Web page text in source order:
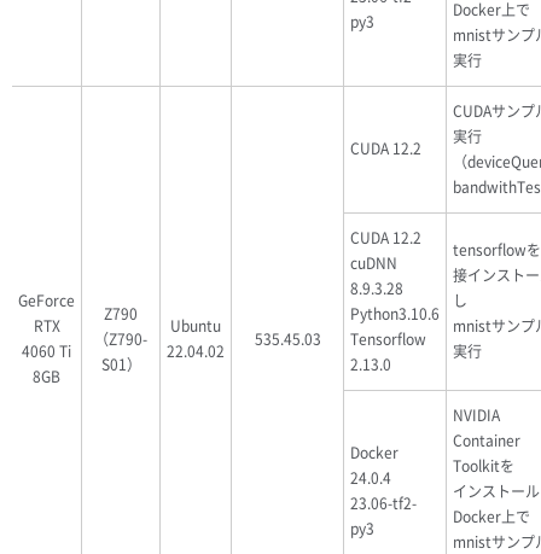
py3
Docker上で
mnistサンプ
実行
GeForce
RTX
4060 Ti
8GB
Z790
（Z790-
S01）
Ubuntu
22.04.02
535.45.03
CUDA 12.2
CUDAサンプ
実行
（
CUDA 12.2
cuDNN
8.9.3.28
Python3.10.6
Tensorflow
2.13.0
tensorflow
接インスト
し
mnistサンプ
実行
Docker
24.0.4
23.06-tf2-
py3
NVIDIA
Container
Toolkitを
インストー
Docker上で
mnistサンプ